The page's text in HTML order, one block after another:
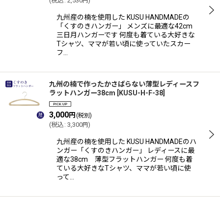
九州産の楠を使用した KUSU HANDMADEの
「くすのきハンガー」 メンズに最適な42cm
三日月ハンガーです 何度も着ている大好きな
Tシャツ、ママが若い頃に使っていたスカー
フ…
九州の楠で作ったかさばらない薄型レディースフ
ラットハンガー38cm
KUSU-H-F-38
3,000円 (税別)
(税込 : 3,300円)
九州産の楠を使用した KUSU HANDMADEのハ
ンガー「くすのきハンガー」 レディースに最
適な38cm 薄型フラットハンガー 何度も着
ている大好きなTシャツ、ママが若い頃に使
って…